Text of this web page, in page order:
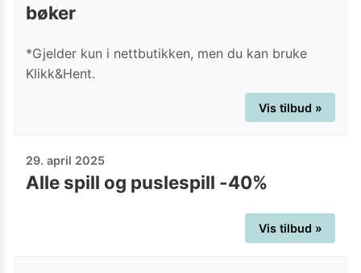
bøker
*Gjelder kun i nettbutikken, men du kan bruke
Klikk&Hent.
Vis tilbud »
29. april 2025
Alle spill og puslespill -40%
Vis tilbud »